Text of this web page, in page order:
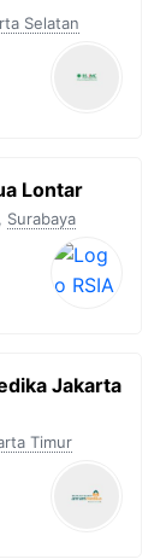
Selatan
Lontar
Surabaya
Jakarta
Timur